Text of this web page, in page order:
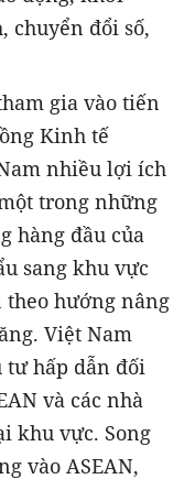
chuyển đổi số,
gia vào tiến
Kinh tế
nhiều lợi ích
trong những
hàng đầu của
sang khu vực
hướng nâng
Việt Nam
tư hấp dẫn đối
và các nhà
khu vực. Song
vào ASEAN,